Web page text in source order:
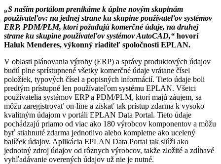
„S naším portálom prenikáme k úplne novým skupinám
používateľov: na jednej strane ku skupine používateľov systémov
ERP, PDM/PLM, ktorí požadujú komerčné údaje, na druhej
strane ku skupine používateľov systémov AutoCAD,“ hovorí
Haluk Menderes, výkonný riaditeľ spoločnosti EPLAN.
V oblasti plánovania výroby (ERP) a správy produktových údajov
budú plne sprístupnené všetky komerčné údaje vrátane čísel
položiek, typových čísel a popisných informácií. Tieto údaje boli
predtým prístupné len používateľom systému EPLAN. Všetci
používatelia systémov ERP a PDM/PLM, ktorí majú záujem, sa
môžu zaregistrovať on-line a získať tak prístup zdarma k vysoko
kvalitným údajom v portáli EPLAN Data Portal. Tieto údaje
pochádzajú priamo od viac ako 180 výrobcov komponentov a môžu
byť stiahnuté zdarma jednotlivo alebo kompletne ako ucelený
balíček údajov. Aplikácia EPLAN Data Portal tak slúži ako
jednotný zdroj údajov od rôznych výrobcov, takže zložité a zdĺhavé
vyhľadávanie overených údajov už nie je nutné.